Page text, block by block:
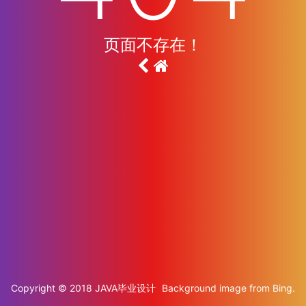
页面不存在！
Copyright © 2018 JAVA毕业设计 Background image from Bing.